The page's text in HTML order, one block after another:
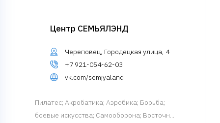
Центр СЕМЬЯЛЭНД
Череповец, Городецкая улица, 4
+7 921-054-62-03
vk.com/semjyaland
Пилатес; Акробатика; Аэробика; Борьба;
боевые искусства; Самооборона; Восточн...